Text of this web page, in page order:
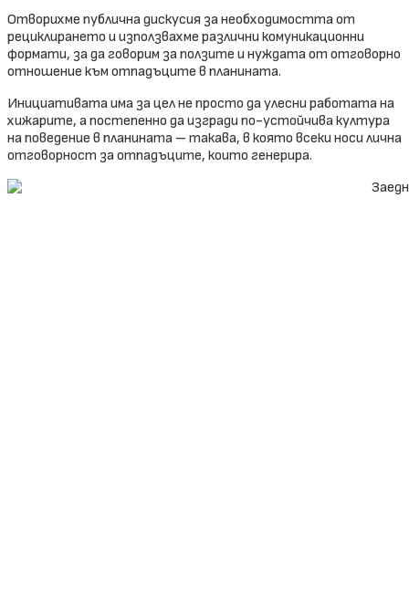
Отворихме публична дискусия за необходимостта от
рециклирането и използвахме различни комуникационни
формати, за да говорим за ползите и нуждата от отговорно
отношение към отпадъците в планината.
Инициативата има за цел не просто да улесни работата на
хижарите, а постепенно да изгради по-устойчива култура
на поведение в планината – такава, в която всеки носи лична
отговорност за отпадъците, които генерира.